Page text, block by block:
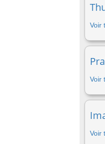
Voir
Voir
Voir